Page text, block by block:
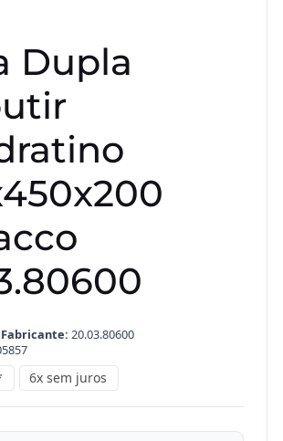
Dupla
20.03.80600
6x sem juros